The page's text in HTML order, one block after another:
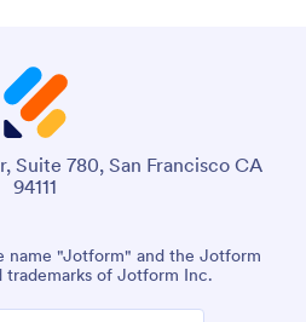
Suite 780, San Francisco CA
94111
"Jotform" and the Jotform
trademarks of Jotform Inc.